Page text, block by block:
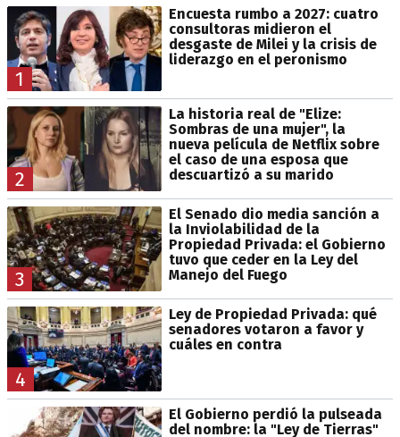
1
Encuesta rumbo a 2027: cuatro
consultoras midieron el
desgaste de Milei y la crisis de
liderazgo en el peronismo
2
La historia real de "Elize:
Sombras de una mujer", la
nueva película de Netflix sobre
el caso de una esposa que
descuartizó a su marido
3
El Senado dio media sanción a
la Inviolabilidad de la
Propiedad Privada: el Gobierno
tuvo que ceder en la Ley del
Manejo del Fuego
4
Ley de Propiedad Privada: qué
senadores votaron a favor y
cuáles en contra
El Gobierno perdió la pulseada
del nombre: la "Ley de Tierras"